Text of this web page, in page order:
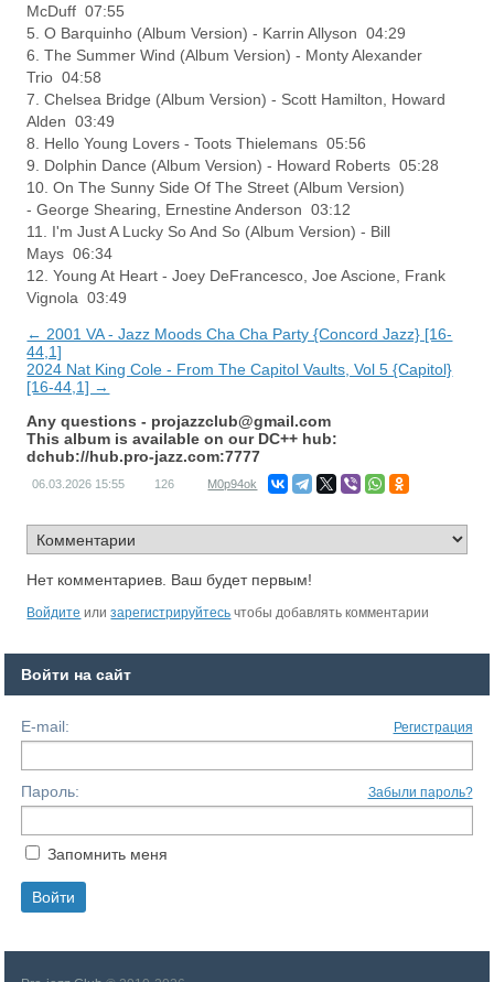
McDuff 07:55
5. O Barquinho (Album Version) - Karrin Allyson 04:29
6. The Summer Wind (Album Version) - Monty Alexander
Trio 04:58
7. Chelsea Bridge (Album Version) - Scott Hamilton, Howard
Alden 03:49
8. Hello Young Lovers - Toots Thielemans 05:56
9. Dolphin Dance (Album Version) - Howard Roberts 05:28
10. On The Sunny Side Of The Street (Album Version)
- George Shearing, Ernestine Anderson 03:12
11. I'm Just A Lucky So And So (Album Version) - Bill
Mays 06:34
12. Young At Heart - Joey DeFrancesco, Joe Ascione, Frank
Vignola 03:49
← 2001 VA - Jazz Moods Cha Cha Party {Concord Jazz} [16-
44,1]
2024 Nat King Cole - From The Capitol Vaults, Vol 5 {Capitol}
[16-44,1] →
Any questions - projazzclub@gmail.com
This album is available on our DC++ hub:
dchub://hub.pro-jazz.com:7777
06.03.2026 15:55 126 M0p94ok
Нет комментариев. Ваш будет первым!
Войдите илизарегистрируйтесь чтобы добавлять комментарии
Войти на сайт
E-mail: Регистрация
Пароль: Забыли пароль?
Запомнить меня